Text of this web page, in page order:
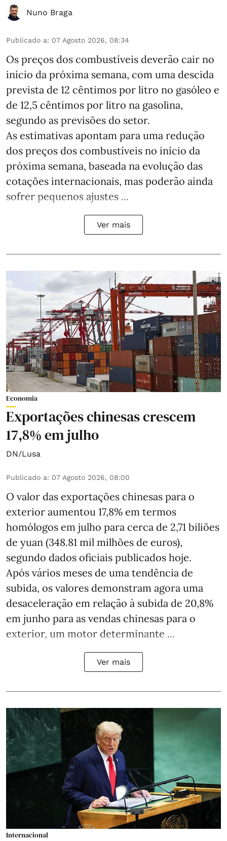
Nuno Braga
Publicado a: 07 Agosto 2026, 08:34
Os preços dos combustíveis deverão cair no
início da próxima semana, com uma descida
prevista de 12 cêntimos por litro no gasóleo e
de 12,5 cêntimos por litro na gasolina,
segundo as previsões do setor.
As estimativas apontam para uma redução
dos preços dos combustíveis no início da
próxima semana, baseada na evolução das
cotações internacionais, mas poderão ainda
sofrer pequenos ajustes ...
Ver mais
Economia
Exportações chinesas crescem
17,8% em julho
DN/Lusa
Publicado a: 07 Agosto 2026, 08:00
O valor das exportações chinesas para o
exterior aumentou 17,8% em termos
homólogos em julho para cerca de 2,71 biliões
de yuan (348.81 mil milhões de euros),
segundo dados oficiais publicados hoje.
Após vários meses de uma tendência de
subida, os valores demonstram agora uma
desaceleração em relação à subida de 20,8%
em junho para as vendas chinesas para o
exterior, um motor determinante ...
Ver mais
Internacional